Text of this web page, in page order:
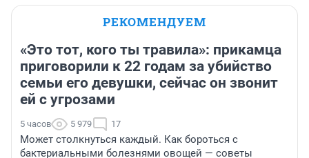
РЕКОМЕНДУЕМ
«Это тот, кого ты травила»: прикамца
приговорили к 22 годам за убийство
семьи его девушки, сейчас он звонит
ей с угрозами
5 часов 5 979 17
Может столкнуться каждый. Как бороться с
бактериальными болезнями овощей — советы